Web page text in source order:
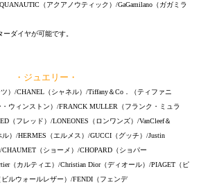
（アクアノウティック）/GaGamilano（ガガミラ
ダイヤが可能です。
・ジュエリー・
）/CHANEL（シャネル）/Tiffany＆Co．（ティファニ
ウィンストン）/FRANCK MULLER（フランク・ミュラ
（フレッド）/LONEONES（ロンワンズ）/VanCleef＆
）/HERMES（エルメス）/GUCCI（グッチ）/Justin
（ショーメ）/CHOPARD（ショパー
（カルティエ）/Christian Dior（ディオール）/PIAGET（ピ
ルウォールレザー）/FENDI（フェンデ